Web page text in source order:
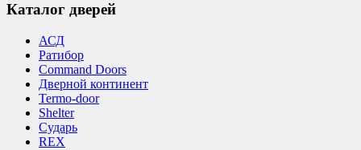
Каталог дверей
АСД
Ратибор
Command Doors
Дверной континент
Termo-door
Shelter
Сударь
REX